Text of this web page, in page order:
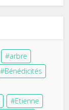
arbre
Bénédicités
Etienne